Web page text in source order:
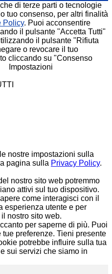
di terze parti o tecnologie
tuo consenso, per altri finalità
Policy. Puoi acconsentire
il pulsante "Accetta Tutti"
il pulsante "Rifiuta
o revocare il tuo
cliccando su "Consenso
Impostazioni
nostre impostazioni sulla
pagina sulla Privacy Policy.
nostro sito web potremmo
attivi sul tuo dispositivo.
come interagisci con il
esperienza utente e per
nostro sito web.
per saperne di più. Puoi
preferenze. Tieni presente
potrebbe influire sulla tua
sui servizi che siamo in